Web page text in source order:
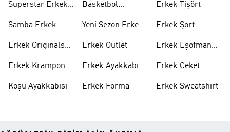
Superstar Erkek
Samba Erkek
Erkek Originals
Erkek Krampon
Koşu Ayakkabısı
Basketbol
Yeni Sezon Erkek
Erkek Outlet
Erkek Ayakkabı
Erkek Forma
Erkek Tişört
Erkek Şort
Erkek Eşofman
Erkek Ceket
Erkek Sweatshirt